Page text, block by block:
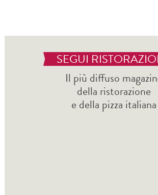
SEGUI
Il più diffuso
della ristorazione
e della pizza italiana